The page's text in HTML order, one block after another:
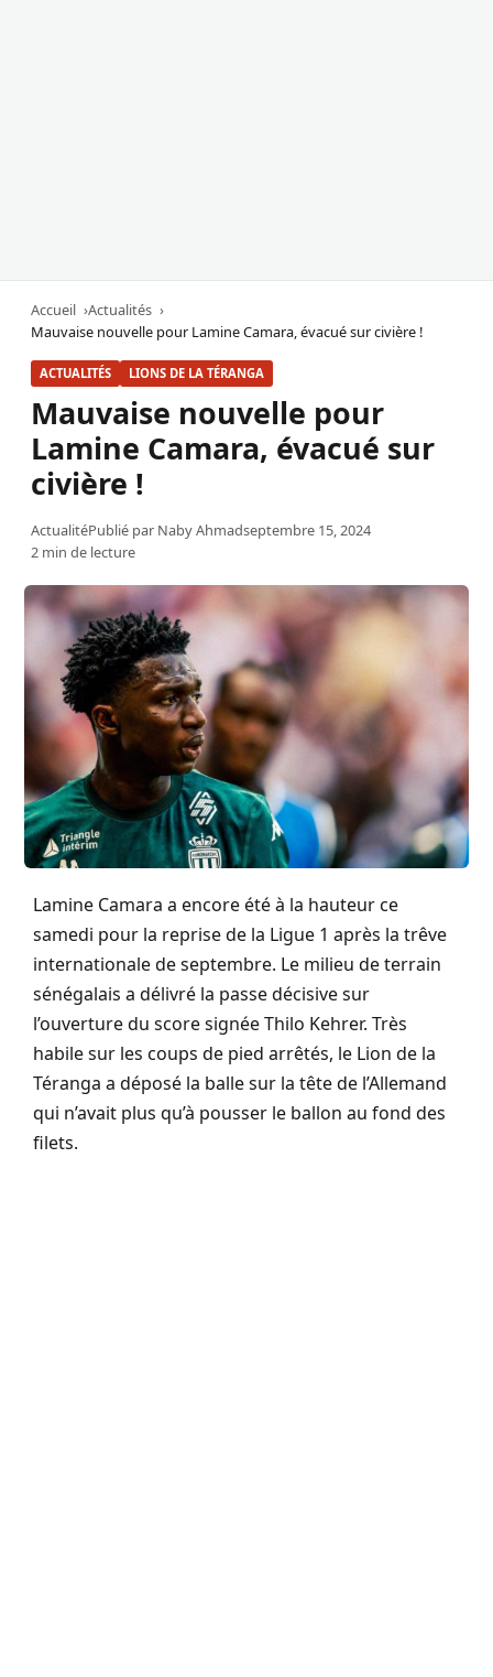
Accueil
Actualités
Mauvaise nouvelle pour Lamine Camara, évacué sur civière !
ACTUALITÉS LIONS DE LA TÉRANGA
Mauvaise nouvelle pour
Lamine Camara, évacué sur
civière !
ActualitéPublié par Naby Ahmadseptembre 15, 2024
2 min de lecture
Lamine Camara a encore été à la hauteur ce
samedi pour la reprise de la Ligue 1 après la trêve
internationale de septembre. Le milieu de terrain
sénégalais a délivré la passe décisive sur
l’ouverture du score signée Thilo Kehrer. Très
habile sur les coups de pied arrêtés, le Lion de la
Téranga a déposé la balle sur la tête de l’Allemand
qui n’avait plus qu’à pousser le ballon au fond des
filets.